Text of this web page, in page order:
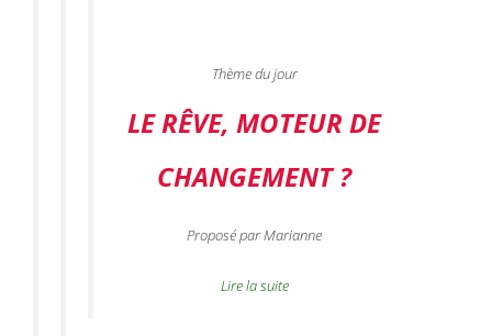
Thème du jour
LE RÊVE, MOTEUR DE
CHANGEMENT ?
Proposé par Marianne
Lire la suite